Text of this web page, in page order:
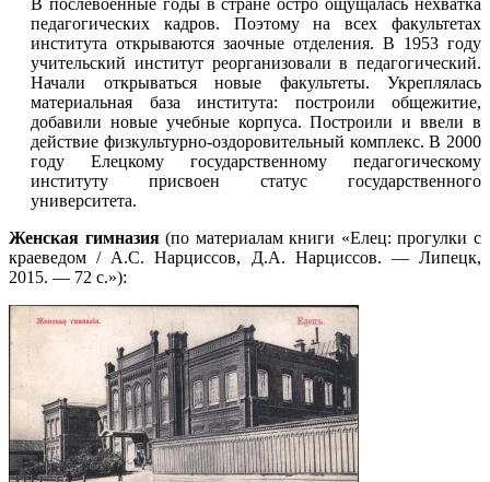
В послевоенные годы в стране остро ощущалась нехватка
педагогических кадров. Поэтому на всех факультетах
института открываются заочные отделения. В 1953 году
учительский институт реорганизовали в педагогический.
Начали открываться новые факультеты. Укреплялась
материальная база института: построили общежитие,
добавили новые учебные корпуса. Построили и ввели в
действие физкультурно-оздоровительный комплекс. В 2000
году Елецкому государственному педагогическому
институту присвоен статус государственного
университета.
Женская гимназия(по материалам книги «Елец: прогулки с
краеведом / А.С. Нарциссов, Д.А. Нарциссов. — Липецк,
2015. — 72 с.»):